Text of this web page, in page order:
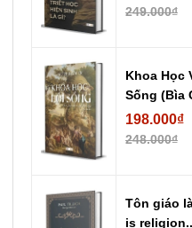
249.000₫
Khoa Học
Sống (Bìa
198.000₫
248.000₫
Tôn giáo
is